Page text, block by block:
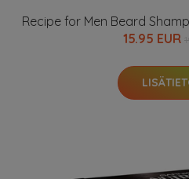
Recipe for Men Beard
15.95 EUR